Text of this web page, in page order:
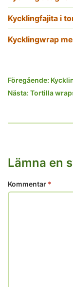
Kycklingfajita i
Kycklingwrap
Föregående:
Nästa: Tortilla
Lämna en
Kommentar *